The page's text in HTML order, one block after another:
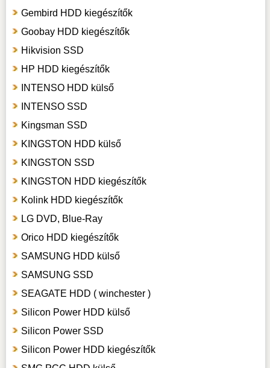
Gembird HDD kiegészítők
Goobay HDD kiegészítők
Hikvision SSD
HP HDD kiegészítők
INTENSO HDD külső
INTENSO SSD
Kingsman SSD
KINGSTON HDD külső
KINGSTON SSD
KINGSTON HDD kiegészítők
Kolink HDD kiegészítők
LG DVD, Blue-Ray
Orico HDD kiegészítők
SAMSUNG HDD külső
SAMSUNG SSD
SEAGATE HDD ( winchester )
Silicon Power HDD külső
Silicon Power SSD
Silicon Power HDD kiegészítők